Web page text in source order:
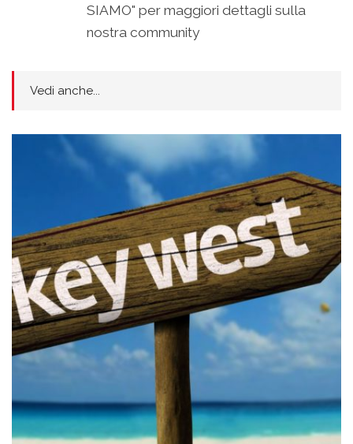
SIAMO" per maggiori dettagli sulla
nostra community
Vedi anche...